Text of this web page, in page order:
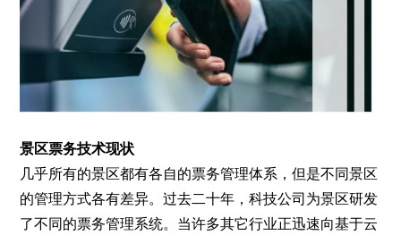
景区票务技术现状
几乎所有的景区都有各自的票务管理体系，但是不同景区
的管理方式各有差异。过去二十年，科技公司为景区研发
了不同的票务管理系统。当许多其它行业正迅速向基于云